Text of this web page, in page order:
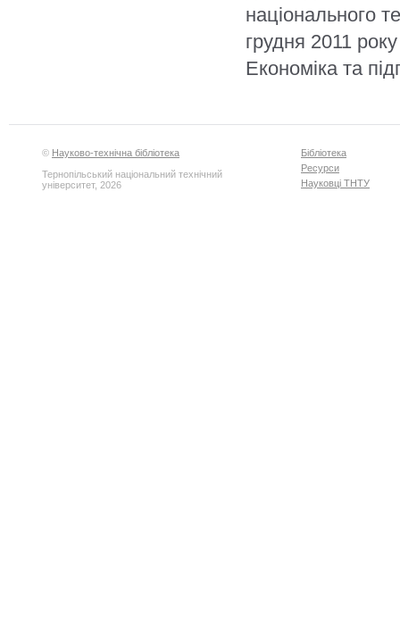
національного
грудня 2011
Економіка та
© Науково-технічна бібліотека
Тернопільський національний технічний
університет, 2026
Бібліотека
Ресурси
Науковці ТНТУ